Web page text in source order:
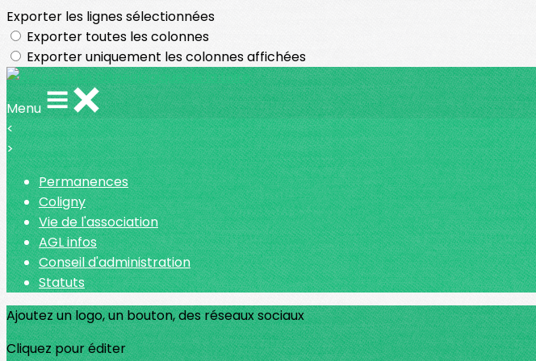
Exporter les lignes sélectionnées
Exporter toutes les colonnes
Exporter uniquement les colonnes affichées
Menu
<
>
Permanences
Coligny
Vie de l'association
AGL infos
Conseil d'administration
Statuts
Ajoutez un logo, un bouton, des réseaux sociaux
Cliquez pour éditer